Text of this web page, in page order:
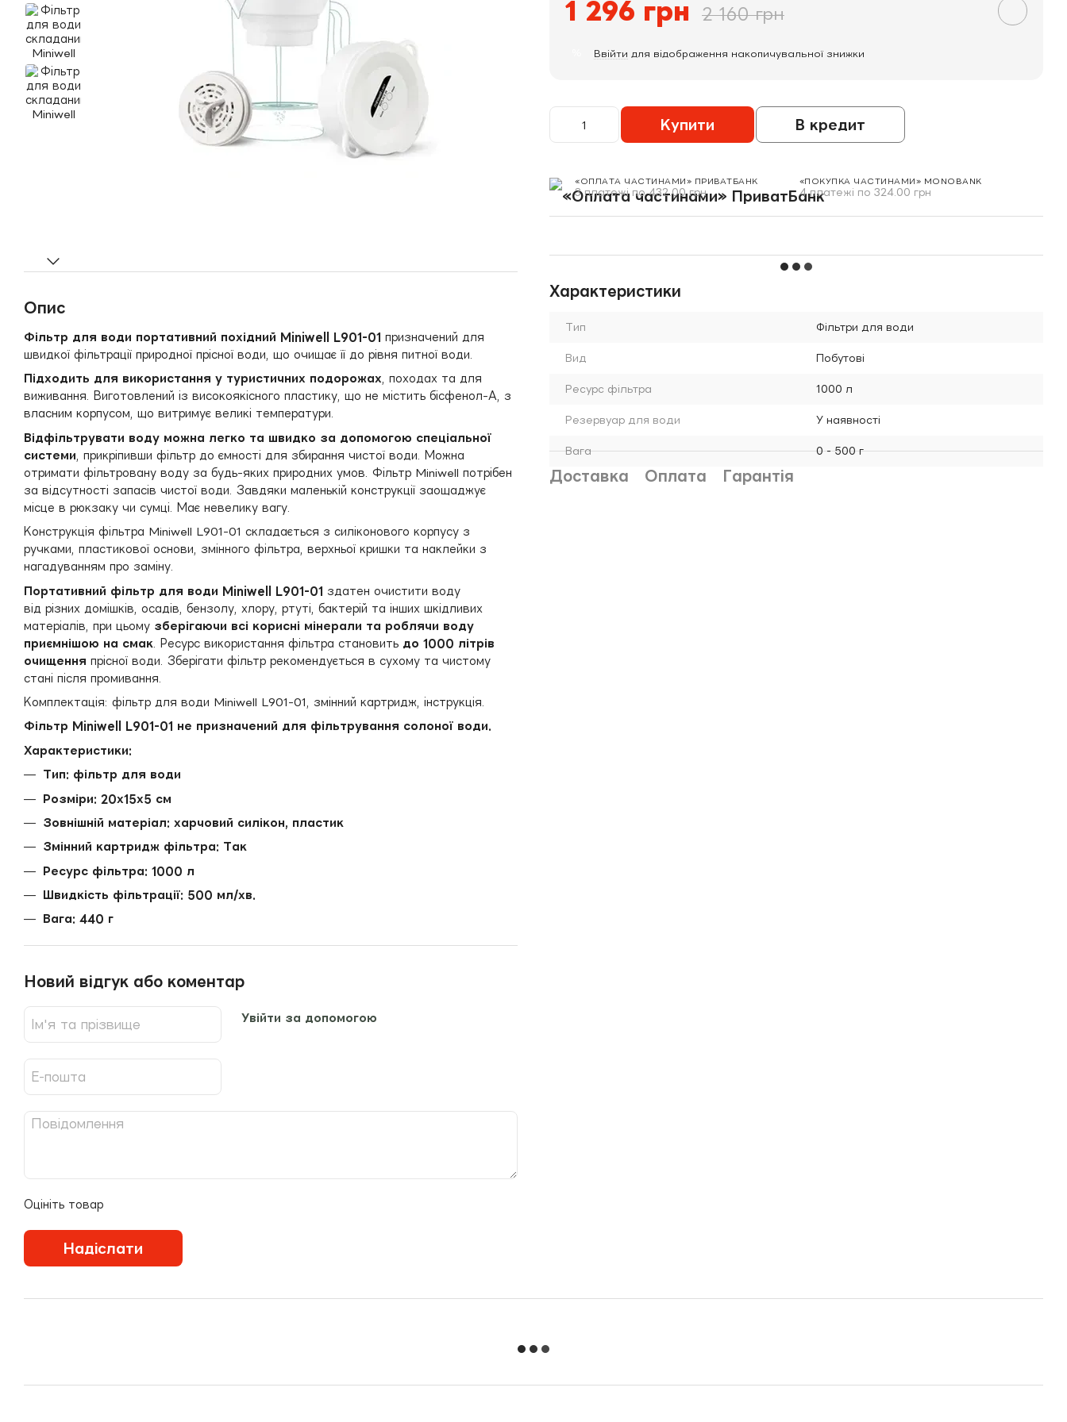
Опис
Фільтр для води портативний похідний Miniwell L901-01 призначений для
швидкої фільтрації природної прісної води, що очищає її до рівня питної води.
Підходить для використання у туристичних подорожах , походах та для
виживання. Виготовлений із високоякісного пластику, що не містить бісфенол-А, з
власним корпусом, що витримує великі температури.
Відфільтрувати воду можна легко та швидко за допомогою спеціальної
системи , прикріпивши фільтр до ємності для збирання чистої води. Можна
отримати фільтровану воду за будь-яких природних умов. Фільтр Miniwell потрібен
за відсутності запасів чистої води. Завдяки маленькій конструкції заощаджує
місце в рюкзаку чи сумці. Має невелику вагу.
Конструкція фільтра Miniwell L901-01 складається з силіконового корпусу з
ручками, пластикової основи, змінного фільтра, верхньої кришки та наклейки з
нагадуванням про заміну.
Портативний фільтр для води Miniwell L901-01 здатен очистити воду
від різних домішків, осадів, бензолу, хлору, ртуті, бактерій та інших шкідливих
матеріалів, при цьому зберігаючи всі корисні мінерали та роблячи воду
приємнішою на смак . Ресурс використання фільтра становить до 1000 літрів
очищення прісної води. Зберігати фільтр рекомендується в сухому та чистому
стані після промивання.
Комплектація: фільтр для води Miniwell L901-01, змінний картридж, інструкція.
Фільтр Miniwell L901-01 не призначений для фільтрування солоної води.
Характеристики:
Тип: фільтр для води
Розміри: 20х15х5 см
Зовнішній матеріал: харчовий силікон, пластик
Змінний картридж фільтра: Так
Ресурс фільтра: 1000 л
Швидкість фільтрації: 500 мл/хв.
Вага: 440 г
Новий відгук або коментар
Увійти за допомогою
Оцініть товар
Надіслати
1 296 грн 2 160 грн
Ввійти для відображення накопичувальної знижки
Купити В кредит
«ОПЛАТА ЧАСТИНАМИ» ПРИВАТБАНК
3 платежі по 432.00 грн
«ПОКУПКА ЧАСТИНАМИ» MONOBANK
4 платежі по 324.00 грн
Характеристики
Тип Фільтри для води
Вид Побутові
Ресурс фільтра 1000 л
Резервуар для води У наявності
Вага 0 - 500 г
Доставка Оплата Гарантія